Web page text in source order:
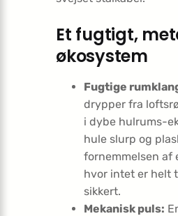
Et fugtigt,
økosystem
Fugtige
drypper fra
i dybe hulrums-
hule slurp og
fornemmelsen af
hvor intet er helt
sikkert.
Mekanisk puls: